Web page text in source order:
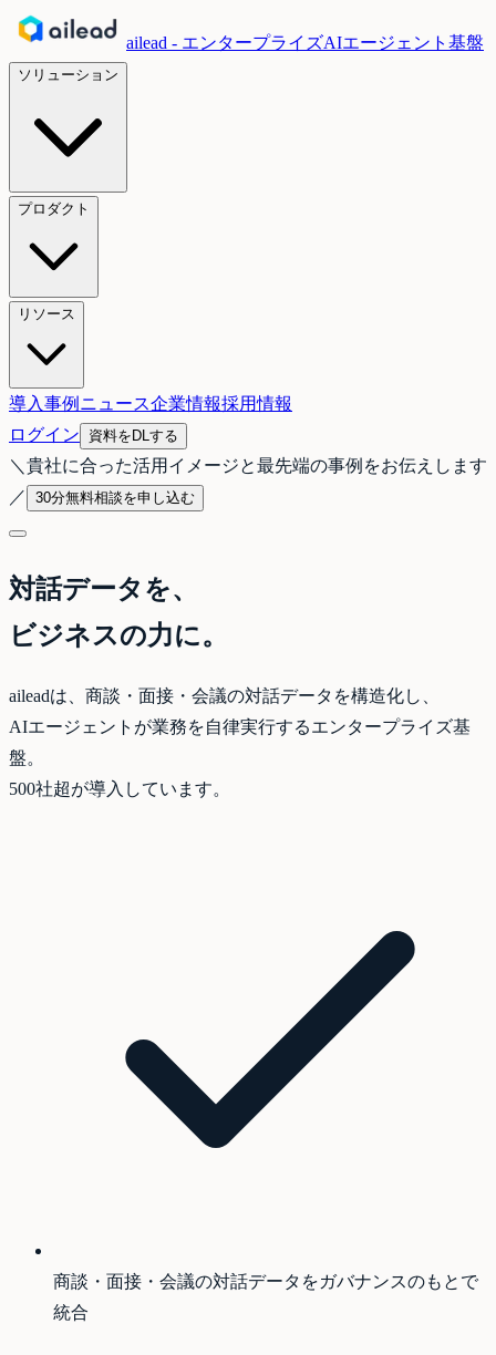
ailead - エンタープライズAIエージェント基盤
ソリューション
プロダクト
リソース
導入事例 ニュース企業情報採用情報
ログイン
資料をDLする
＼ 貴社に合った活用イメージと最先端の事例をお伝えします
／
30分無料相談を申し込む
対話データを、
ビジネスの力に。
aileadは、商談・面接・会議の対話データを構造化し、
AIエージェントが業務を自律実行するエンタープライズ基
盤。
500社超が導入しています。
商談・面接・会議の対話データをガバナンスのもとで
統合